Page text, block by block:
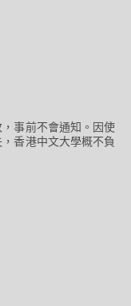
事前不會通知。因使
香港中文大學概不負